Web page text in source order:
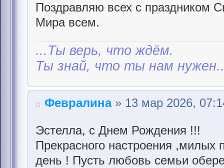
Поздравляю всех с праздником
Мира всем.
...Ты верь, что ждём.
Ты знай, что ты нам
Февралина» 13 мар 2026,
Эстелла, с Днем Рождения !!!
Прекрасного настроения ,милых
день ! Пусть любовь семьи